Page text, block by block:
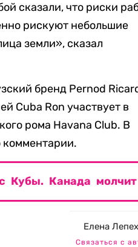
сказали, что риски
рискуют небольшие
земли», сказал
бренд Pernod
Cuba Ron участвует в
рома Havana Club. В
комментарии.
Кубы. Канада молчит
Елена
Связаться с